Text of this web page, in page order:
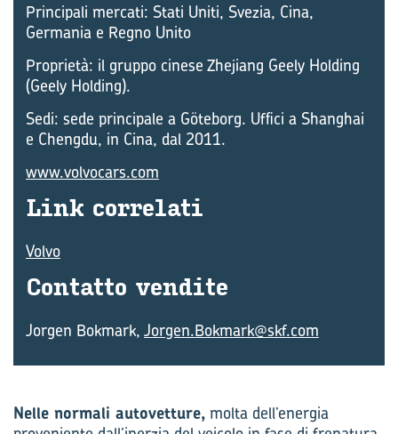
Principali mercati: Stati Uniti, Svezia, Cina,
Germania e Regno Unito
Proprietà: il gruppo cinese Zhejiang Geely Holding
(Geely Holding).
Sedi: sede principale a Göteborg. Uffici a Shanghai
e Chengdu, in Cina, dal 2011.
www.volvocars.com
Link cor­re­la­ti
Volvo
Con­tat­to ven­di­te
Jorgen Bokmark, Jorgen.Bokmark@skf.com
Nelle normali autovetture, molta dell’energia